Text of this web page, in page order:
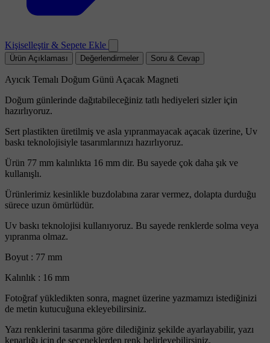
Kişiselleştir & Sepete Ekle
Ürün Açıklaması Değerlendirmeler Soru & Cevap
Ayıcık Temalı Doğum Günü Açacak Magneti
Doğum günlerinde dağıtabileceğiniz tatlı hediyeleri sizler için
hazırlıyoruz.
Sert plastikten üretilmiş ve asla yıpranmayacak açacak üzerine, Uv
baskı teknolojisiyle tasarımlarınızı hazırlıyoruz.
Ürün 77 mm kalınlıkta 16 mm dir. Bu sayede çok daha şık ve
kullanışlı.
Ürünlerimiz kesinlikle buzdolabına zarar vermez, dolapta durduğu
sürece uzun ömürlüdür.
Uv baskı teknolojisi kullanıyoruz. Bu sayede renklerde solma veya
yıpranma olmaz.
Boyut : 77 mm
Kalınlık : 16 mm
Fotoğraf yükledikten sonra, magnet üzerine yazmamızı istediğinizi
de metin kutucuğuna ekleyebilirsiniz.
Yazı renklerini tasarıma göre dilediğiniz şekilde ayarlayabilir, yazı
kenarlığı için de seçeneklerden renk belirleyebilirsiniz.